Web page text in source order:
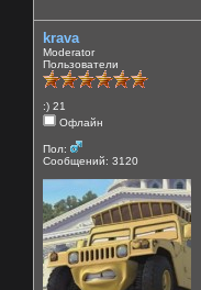
krava
Moderator
Пользователи
:) 21
Офлайн
Пол:
Сообщений: 3120